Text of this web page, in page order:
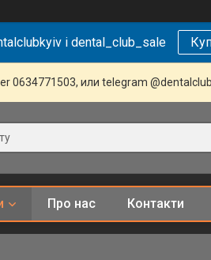
і dental_club_sale
0634771503, или telegram
Про нас Контакти